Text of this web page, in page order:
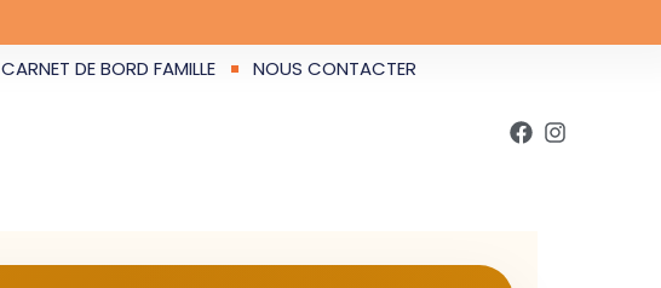
CARNET DE BORD FAMILLE NOUS CONTACTER